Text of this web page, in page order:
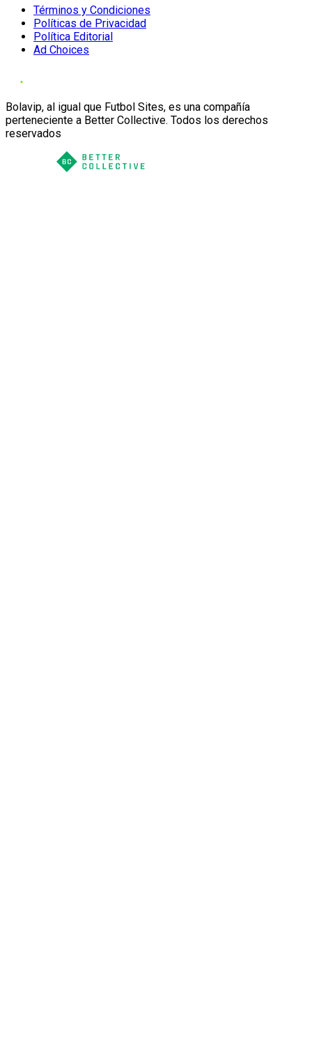
Términos y Condiciones
Políticas de Privacidad
Política Editorial
Ad Choices
Bolavip, al igual que Futbol Sites, es una compañía
perteneciente a Better Collective. Todos los derechos
reservados